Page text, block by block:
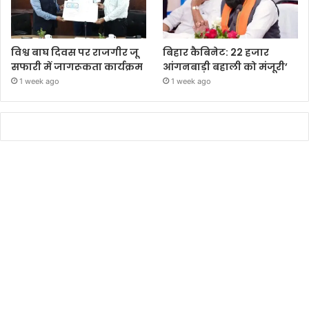
विश्व बाघ दिवस पर राजगीर जू
सफारी में जागरूकता कार्यक्रम
1 week ago
बिहार कैबिनेट: 22 हजार
आंगनबाड़ी बहाली को मंजूरी’
1 week ago